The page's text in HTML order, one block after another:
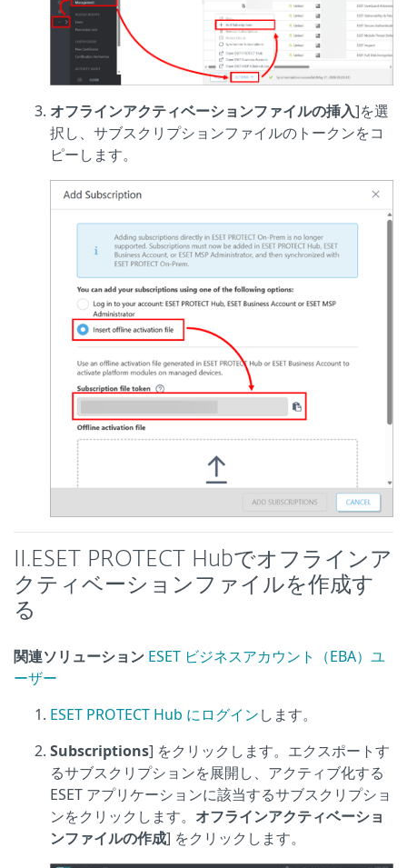
オフラインアクティベーションファイルの挿入]を選
択し、サブスクリプションファイルのトークンをコ
ピーします。
II.ESET PROTECT Hubでオフラインア
クティベーションファイルを作成す
る
関連ソリューション ESET ビジネスアカウント（EBA）ユ
ーザー
ESET PROTECT Hub にログインします。
Subscriptions] をクリックします。エクスポートす
るサブスクリプションを展開し、アクティブ化する
ESET アプリケーションに該当するサブスクリプショ
ンをクリックします。 オフラインアクティベーショ
ンファイルの作成] をクリックします。